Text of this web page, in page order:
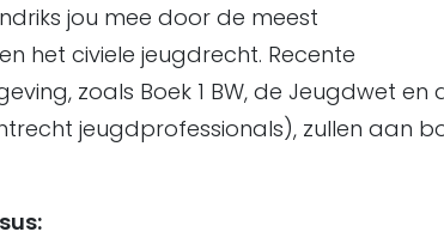
jou mee door de meest
het civiele jeugdrecht. Recente
zoals Boek 1 BW, de Jeugdwet en
jeugdprofessionals), zullen aan